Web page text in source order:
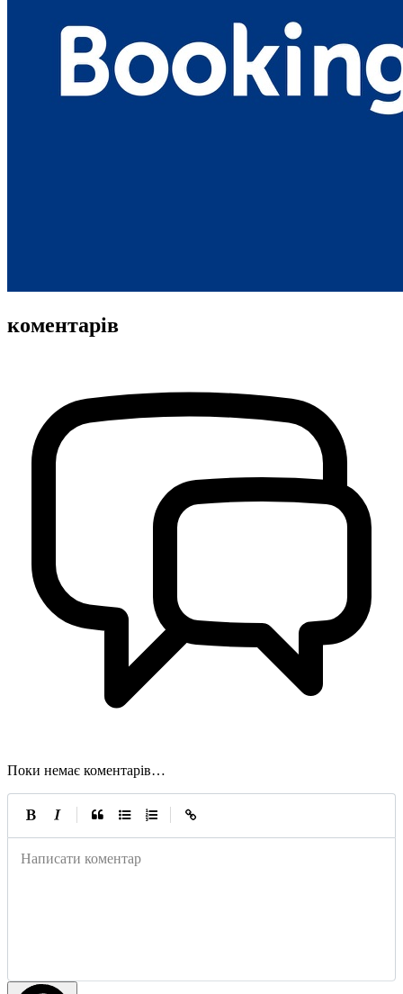
коментарів
Поки немає коментарів…
Написати коментар